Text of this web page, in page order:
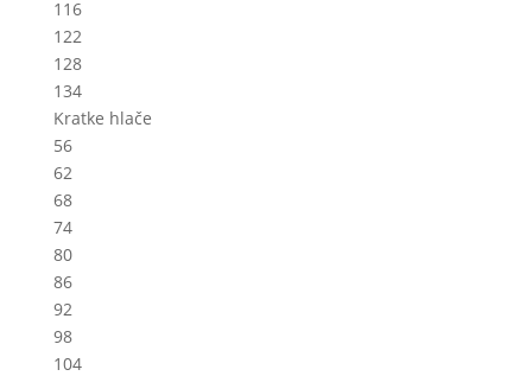
116
122
128
134
Kratke hlače
56
62
68
74
80
86
92
98
104